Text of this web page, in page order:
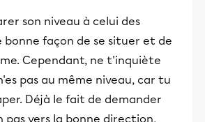
son niveau à celui des
bonne façon de se situer et de
Cependant, ne t'inquiète
pas au même niveau, car tu
Déjà le fait de demander
pas vers la bonne direction,